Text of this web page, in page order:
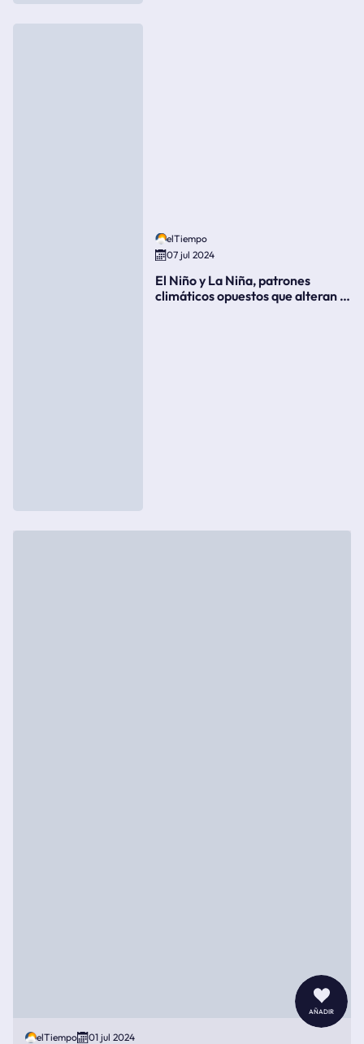
añadir
elTiempo
07 jul 2024
El Niño y La Niña, patrones
climáticos opuestos que alteran la
elTiempo 01 jul 2024